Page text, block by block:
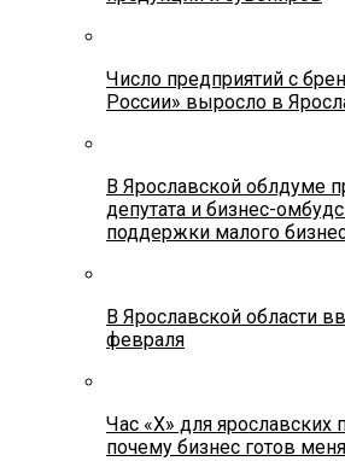
Число предприятий с
России» выросло в
В Ярославской облдуме
депутата и бизнес-
поддержки малого
В Ярославской области
февраля
Час «Х» для ярославских
почему бизнес готов